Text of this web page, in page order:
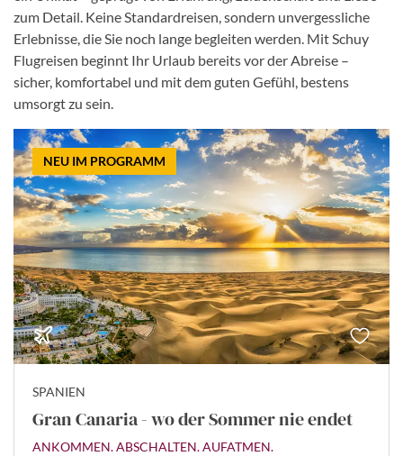
zum Detail. Keine Standardreisen, sondern unvergessliche
Erlebnisse, die Sie noch lange begleiten werden. Mit Schuy
Flugreisen beginnt Ihr Urlaub bereits vor der Abreise –
sicher, komfortabel und mit dem guten Gefühl, bestens
umsorgt zu sein.
NEU IM PROGRAMM
SPANIEN
Gran Canaria - wo der Sommer nie endet
ANKOMMEN. ABSCHALTEN. AUFATMEN.